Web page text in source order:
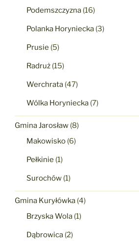
Podemszczyzna (16)
Polanka Horyniecka (3)
Prusie (5)
Radruż (15)
Werchrata (47)
Wólka Horyniecka (7)
Gmina Jarosław (8)
Makowisko (6)
Pełkinie (1)
Surochów (1)
Gmina Kuryłówka (4)
Brzyska Wola (1)
Dąbrowica (2)